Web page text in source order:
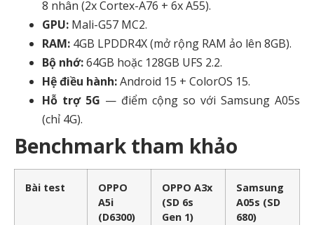
8 nhân (2x Cortex-A76 + 6x A55).
GPU: Mali-G57 MC2.
RAM: 4GB LPDDR4X (mở rộng RAM ảo lên 8GB).
Bộ nhớ:64GB hoặc 128GB UFS 2.2.
Hệ điều hành:Android 15 + ColorOS 15.
Hỗ trợ 5G — điểm cộng so với Samsung A05s
(chỉ 4G).
Benchmark tham khảo
Bài test
OPPO
A5i
(D6300)
OPPO A3x
(SD 6s
Gen 1)
Samsung
A05s (SD
680)